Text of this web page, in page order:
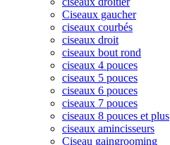
Ciseaux gaucher
ciseaux courbés
ciseaux droit
ciseaux bout rond
ciseaux 4 pouces
ciseaux 5 pouces
ciseaux 6 pouces
ciseaux 7 pouces
ciseaux 8 pouces et plus
ciseaux amincisseurs
Ciseau gaingrooming